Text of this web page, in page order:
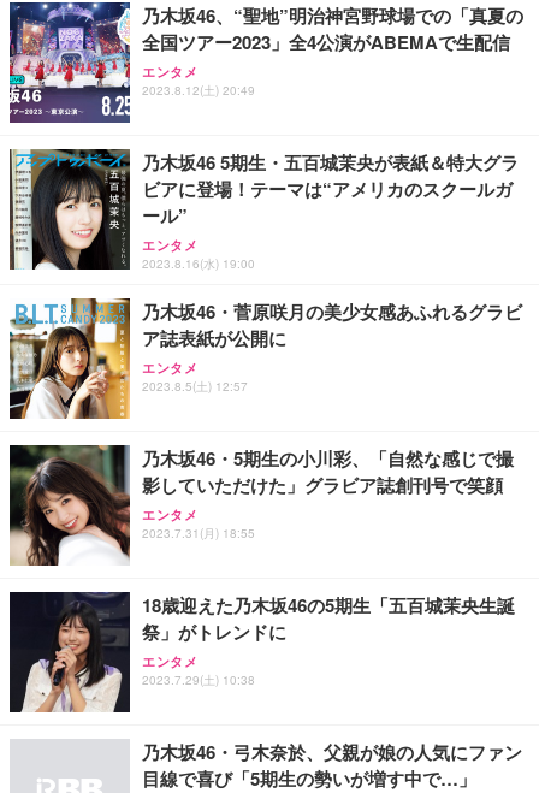
務用 おしゃれ パソコンチェア (ホワイト)
ANDWINT オフィスチェア デスクチェア 肘なし メ
ッシュ 通気性 ランバーサポート付き 腰サポート ガ
ス圧無段階昇降 360度回転 キャスター付き コンパク
【MiniLED/24.5inch/280Hz/FHD】GRAPHT THE S
HOOTER Gaming Monitor 24” Essential ゲーミン
グモニター QD 24.5インチ 1ms FHD 量子ドット 残
アイリスオーヤマ ペットシーツ 超厚型 お徳用 レギ
ュラー 200枚入【Amazon.co.jp限定】
乃木坂46、“聖地”明治神宮野球場での「真夏の
全国ツアー2023」全4公演がABEMAで生配信
エンタメ
2023.8.12(土) 20:49
乃木坂46 5期生・五百城茉央が表紙＆特大グラ
ビアに登場！テーマは“アメリカのスクールガ
ール”
エンタメ
2023.8.16(水) 19:00
乃木坂46・菅原咲月の美少女感あふれるグラビ
ア誌表紙が公開に
エンタメ
2023.8.5(土) 12:57
乃木坂46・5期生の小川彩、「自然な感じで撮
影していただけた」グラビア誌創刊号で笑顔
エンタメ
2023.7.31(月) 18:55
18歳迎えた乃木坂46の5期生「五百城茉央生誕
祭」がトレンドに
エンタメ
2023.7.29(土) 10:38
乃木坂46・弓木奈於、父親が娘の人気にファン
目線で喜び「5期生の勢いが増す中で…」